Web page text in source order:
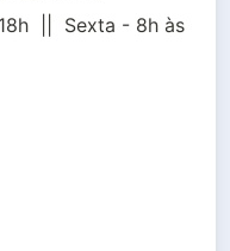
||  Sexta - 8h às